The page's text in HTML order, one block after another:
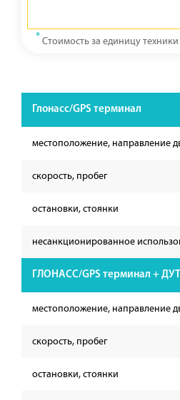
* Стоимость за единицу
Глонасс/GPS терминал
местоположение, направление
скорость, пробег
остановки, стоянки
несанкционированное
ГЛОНАСС/GPS терминал + ДУТ
местоположение, направление
скорость, пробег
остановки, стоянки